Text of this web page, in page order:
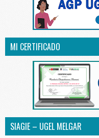
MI CERTIFICADO
SIAGIE – UGEL MELGAR